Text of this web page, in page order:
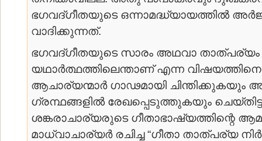
ഭഗവദ്ഗീതയുടെ ഒന്നാമദ്ധ്യായത്തില്‍
വാദിക്കുന്നത്.
ഭഗവദ്ഗീതയുടെ സാരം അഥവാ താത്പര്യം
യഥാര്‍ത്ഥത്തിലെന്താണ് എന്ന
ആചാര്യന്മാര്‍ ഗാഢമായി ചിന്തിക്കുകയും
ഗ്രന്ഥങ്ങളില്‍ രേഖപ്പെടുത്തുകയും
ശങ്കരാചാര്യരുടെ ഗീതാഭാഷ്യത്തിന്റെ
മാധ്വാചാര്യര്‍ രചിച്ച “ഗീതാ താത്പര്യ